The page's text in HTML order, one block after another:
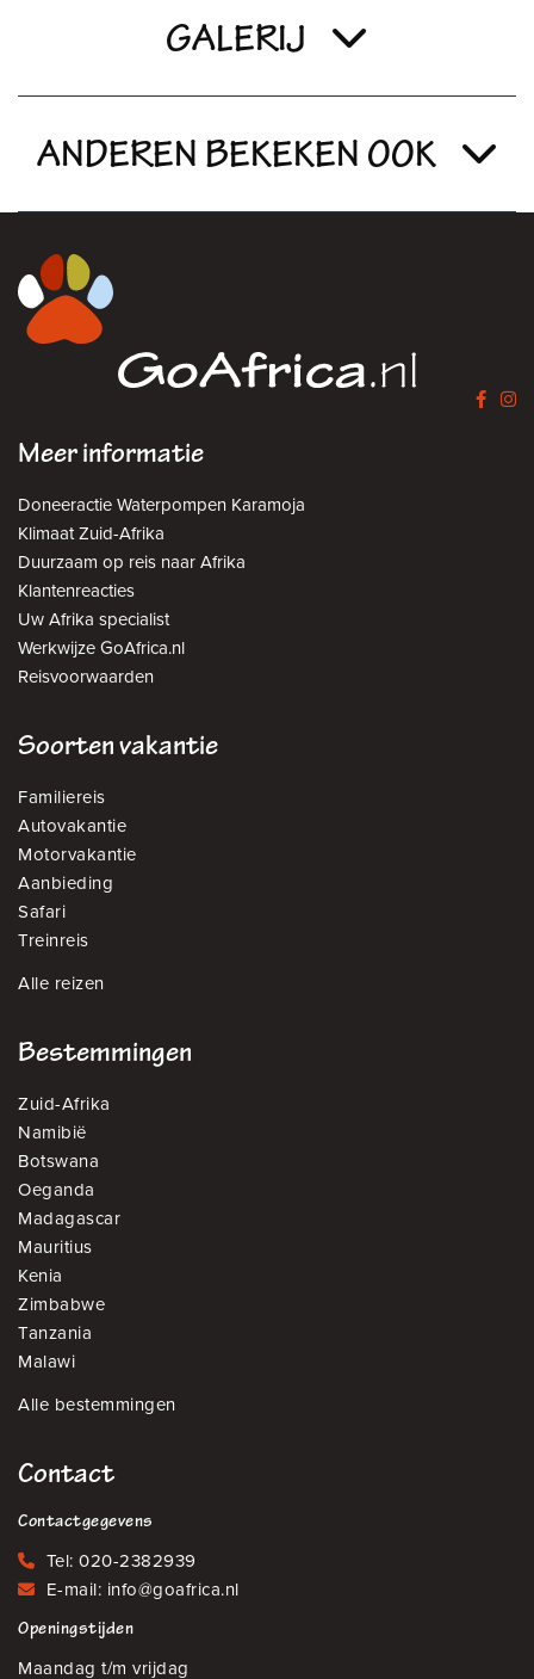
GALERIJ
ANDEREN BEKEKEN OOK
Meer informatie
Doneeractie Waterpompen Karamoja
Klimaat Zuid-Afrika
Duurzaam op reis naar Afrika
Klantenreacties
Uw Afrika specialist
Werkwijze GoAfrica.nl
Reisvoorwaarden
Soorten vakantie
Familiereis
Autovakantie
Motorvakantie
Aanbieding
Safari
Treinreis
Alle reizen
Bestemmingen
Zuid-Afrika
Namibië
Botswana
Oeganda
Madagascar
Mauritius
Kenia
Zimbabwe
Tanzania
Malawi
Alle bestemmingen
Contact
Contactgegevens
Tel: 020-2382939
E-mail: info@goafrica.nl
Openingstijden
Maandag t/m vrijdag